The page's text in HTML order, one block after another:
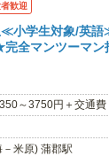
歓迎
≪小学生対象/英
全マンツーマ
～3750円＋交通費
米原) 蒲郡駅